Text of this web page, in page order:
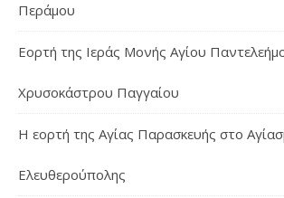
Περάμου
Εορτή της Ιεράς Μονής Αγίου
Χρυσοκάστρου Παγγαίου
Η εορτή της Αγίας Παρασκευής στο
Ελευθερούπολης